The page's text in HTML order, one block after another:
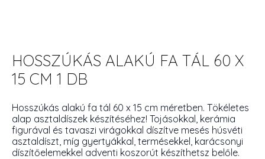
HOSSZÚKÁS ALAKÚ FA TÁL 60 X
15 CM 1 DB
Hosszúkás alakú fa tál 60 x 15 cm méretben. Tökéletes
alap asztaldíszek készítéséhez! Tojásokkal, kerámia
figurával és tavaszi virágokkal díszítve mesés húsvéti
asztaldíszt, míg gyertyákkal, termésekkel, karácsonyi
díszítőelemekkel adventi koszorút készíthetsz belőle.